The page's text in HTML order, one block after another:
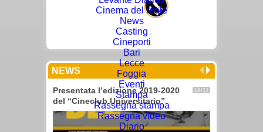
Cinema del reale
News
Casting
Cineporti
Bari
Lecce
Foggia
Eventi
Stampa
Rassegna stampa
Rassegna video
Diario
NEWS
18/11
Presentata l’edizione 2019-2020
del “Cineclub Universitario”